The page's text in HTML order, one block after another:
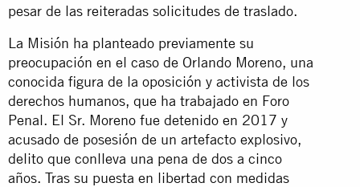
pesar de las reiteradas solicitudes de traslado.
La Misión ha planteado previamente su
preocupación en el caso de Orlando Moreno, una
conocida figura de la oposición y activista de los
derechos humanos, que ha trabajado en Foro
Penal. El Sr. Moreno fue detenido en 2017 y
acusado de posesión de un artefacto explosivo,
delito que conlleva una pena de dos a cinco
años. Tras su puesta en libertad con medidas